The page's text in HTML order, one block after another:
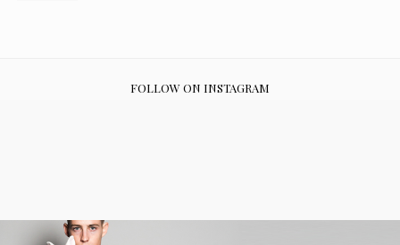
FOLLOW ON INSTAGRAM